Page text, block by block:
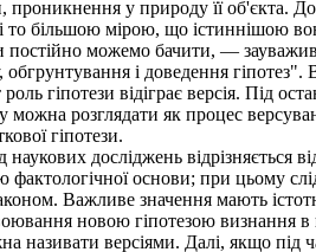
проникнення у природу її об'єкта.
то більшою мірою, що істиннішою
постійно можемо бачити, —
і доведення гіпотез".
гіпотези відіграє версія. Під
розглядати як процес
гіпотези.
досліджень відрізняється
основи; при цьому
Важливе значення мають
новою гіпотезою визнання
версіями. Далі, якщо під